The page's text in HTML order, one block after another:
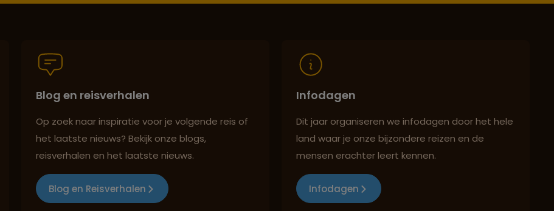
Blog en reisverhalen
Op zoek naar inspiratie voor je volgende reis of
het laatste nieuws? Bekijk onze blogs,
reisverhalen en het laatste nieuws.
Blog en Reisverhalen
Infodagen
Dit jaar organiseren we infodagen door het hele
land waar je onze bijzondere reizen en de
mensen erachter leert kennen.
Infodagen